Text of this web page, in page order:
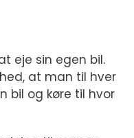
eje sin egen bil.
at man til hver
bil og køre til hvor